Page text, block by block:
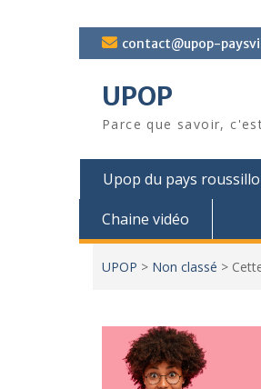
Skip
to
contact@upop-
UPOP
Parce que savoir,
Upop du pays
Chaine vidéo
UPOP > Non classé >